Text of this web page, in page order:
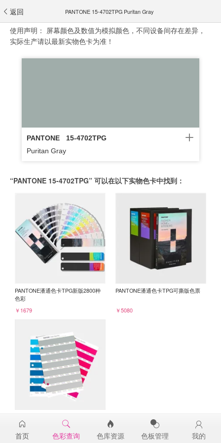
返回 PANTONE 15-4702TPG Puritan Gray
使用声明： 屏幕颜色及数值为模拟颜色，不同设备间存在差异，
实际生产请以最新实物色卡为准！
PANTONE
15-4702TPG
Puritan Gray
“PANTONE 15-4702TPG” 可以在以下实物色卡中找到：
PANTONE潘通色卡TPG新版2800种
色彩
￥1679
PANTONE潘通色卡TPG可撕版色票
￥5080
15-4702TPG
￥98
首页 色彩查询 色库资源 色板管理 我的